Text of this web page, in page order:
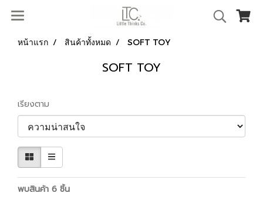
หน้าแรก สินค้าทั้งหมด SOFT TOY
SOFT TOY
เรียงตาม
พบสินค้า 6 ชิ้น